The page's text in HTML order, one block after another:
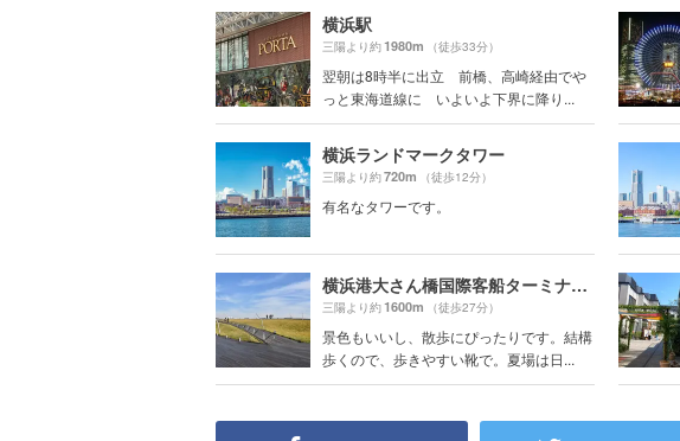
横浜駅
三陽より約1980m （徒歩33分）
翌朝は8時半に出立 前橋、高崎経由でや
っと東海道線に いよいよ下界に降り...
横浜ランドマークタワー
三陽より約720m （徒歩12分）
有名なタワーです。
横浜港大さん橋国際客船ターミナル（大さん橋）
三陽より約1600m （徒歩27分）
景色もいいし、散歩にぴったりです。結構
歩くので、歩きやすい靴で。夏場は日...